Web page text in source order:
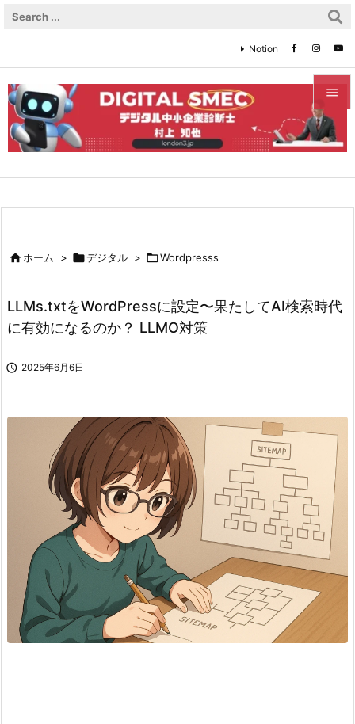


メニュ

検索
Notion
ホーム > デジタル > Wordpresss
LLMs.txtをWordPressに設定〜果たしてAI検索時代
に有効になるのか？ LLMO対策
 2025年6月6日